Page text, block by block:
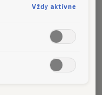
asistenta
Vždy aktívne